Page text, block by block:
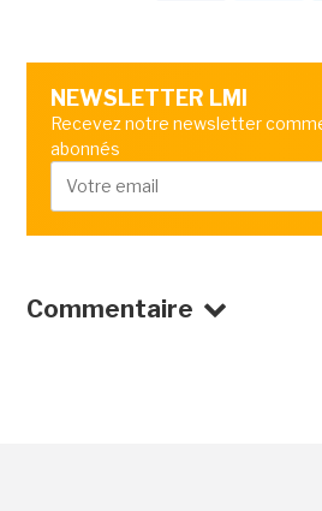
NEWSLETTER LMI
Recevez notre newsletter
abonnés
Commentaire